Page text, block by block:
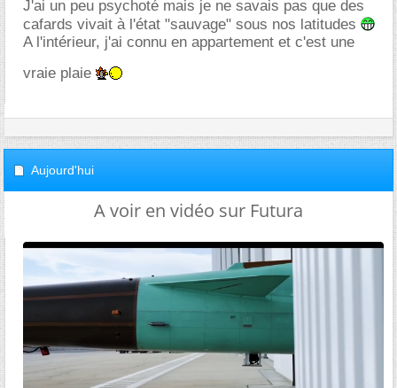
J'ai un peu psychoté mais je ne savais pas que des
cafards vivait à l'état "sauvage" sous nos latitudes
A l'intérieur, j'ai connu en appartement et c'est une
vraie plaie
Aujourd'hui
A voir en vidéo sur Futura